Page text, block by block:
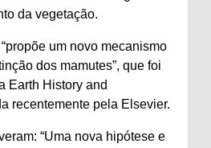
da vegetação.
um novo mecanismo
dos mamutes”, que foi
Earth History and
recentemente pela Elsevier.
“Uma nova hipótese e